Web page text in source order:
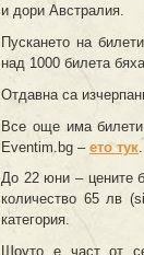
и дори Австралия.
Пускането на
над 1000 билета
Отдавна са
Все още има билети
Eventim.bg – ето тук
До 22 юни – цените
количество 65 лв
категория.
Шоуто е част от